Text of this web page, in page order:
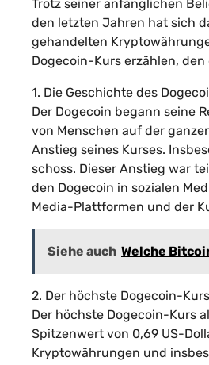
Trotz seiner anfänglichen
den letzten Jahren hat sich
gehandelten
Dogecoin-Kurs erzählen,
1. Die Geschichte des
Der Dogecoin begann seine
von Menschen auf der
Anstieg seines Kurses.
schoss. Dieser Anstieg war
den Dogecoin in sozialen
Media-Plattformen und der
Siehe auch Welche
2. Der höchste Dogecoin-
Der höchste Dogecoin-Kurs
Spitzenwert von 0,69 US-
Kryptowährungen und